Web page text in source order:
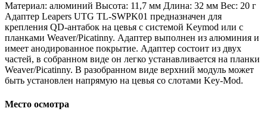
Материал: алюминий Высота: 11,7 мм Длина: 32 мм Вес: 20 г
Адаптер Leapers UTG TL-SWPK01 предназначен для
крепления QD-антабок на цевья с системой Keymod или с
планками Weaver/Picatinny. Адаптер выполнен из алюминия и
имеет анодированное покрытие. Адаптер состоит из двух
частей, в собранном виде он легко устанавливается на планки
Weaver/Picatinny. В разобранном виде верхний модуль может
быть установлен напрямую на цевья со слотами Key-Mod.
Место осмотра